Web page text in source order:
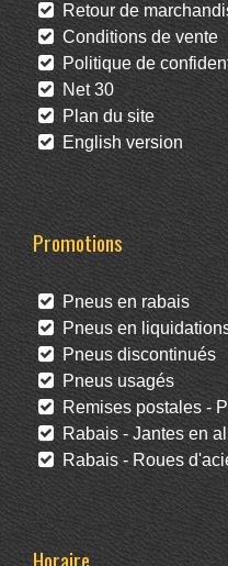
Retour de
Conditions de vente
Politique de
Net 30
Plan du site
English version
Promotions
Pneus en rabais
Pneus en
Pneus discontinués
Pneus usagés
Remises postales -
Rabais - Jantes en
Rabais - Roues